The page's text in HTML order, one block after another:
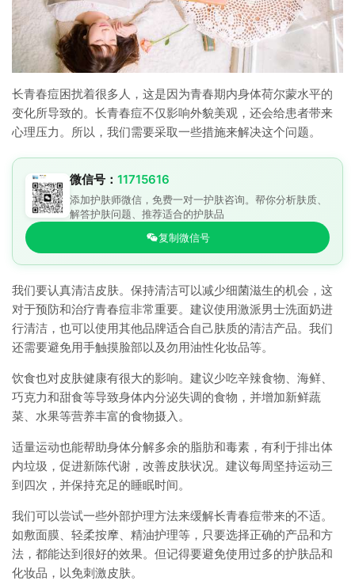
长青春痘困扰着很多人，这是因为青春期内身体荷尔蒙水平的
变化所导致的。长青春痘不仅影响外貌美观，还会给患者带来
心理压力。所以，我们需要采取一些措施来解决这个问题。
微信号： 11715616
添加护肤师微信，免费一对一护肤咨询。帮你分析肤质、
解答护肤问题、推荐适合的护肤品
复制微信号
我们要认真清洁皮肤。保持清洁可以减少细菌滋生的机会，这
对于预防和治疗青春痘非常重要。建议使用激派男士洗面奶进
行清洁，也可以使用其他品牌适合自己肤质的清洁产品。我们
还需要避免用手触摸脸部以及勿用油性化妆品等。
饮食也对皮肤健康有很大的影响。建议少吃辛辣食物、海鲜、
巧克力和甜食等导致身体内分泌失调的食物，并增加新鲜蔬
菜、水果等营养丰富的食物摄入。
适量运动也能帮助身体分解多余的脂肪和毒素，有利于排出体
内垃圾，促进新陈代谢，改善皮肤状况。建议每周坚持运动三
到四次，并保持充足的睡眠时间。
我们可以尝试一些外部护理方法来缓解长青春痘带来的不适。
如敷面膜、轻柔按摩、精油护理等，只要选择正确的产品和方
法，都能达到很好的效果。但记得要避免使用过多的护肤品和
化妆品，以免刺激皮肤。